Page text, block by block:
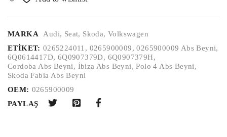
MARKA Audi, Seat, Skoda,Volkswagen
ETIKET: 0265224011, 0265900009,0265900009 Abs Beyni,
6Q0614417D, 6Q0907379D, 6Q0907379H,
Cordoba Abs Beyni, İbiza Abs Beyni,Polo 4 Abs Beyni,
Skoda Fabia Abs Beyni
OEM: 0265900009
PAYLAŞ